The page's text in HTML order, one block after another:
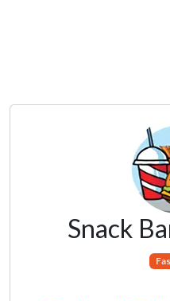
Snack